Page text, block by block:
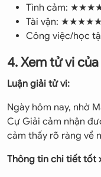
Tình cảm:
Tài vận: ★★★★★
Công việc/học
4. Xem tử vi
Luận giải tử vi:
Ngày hôm nay, nhờ
Cự Giải cảm nhận
cảm thấy rõ ràng về
Thông tin chi tiết tốt